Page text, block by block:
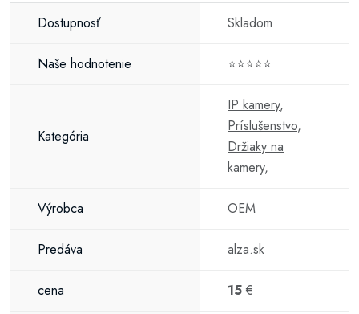
Dostupnosť Skladom
Naše hodnotenie ⭐⭐⭐⭐⭐
Kategória
IP kamery,
Príslušenstvo,
Držiaky na
kamery,
Výrobca OEM
Predáva alza.sk
cena 15 €